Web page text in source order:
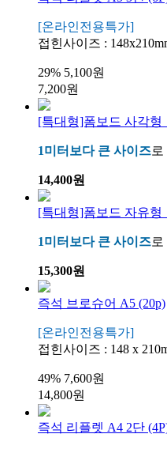
[온라인전용특가]
접힌사이즈 :
29% 5,100원
7,200원
[특대형]폼보드 사각형
1미터보다 큰 사이즈로
14,400원
[특대형]폼보드 자유형
1미터보다 큰 사이즈로
15,300원
즉석 브로슈어 A5 (20p)
[온라인전용특가]
접힌사이즈 : 148 x
49% 7,600원
14,800원
즉석 리플렛 A4 2단